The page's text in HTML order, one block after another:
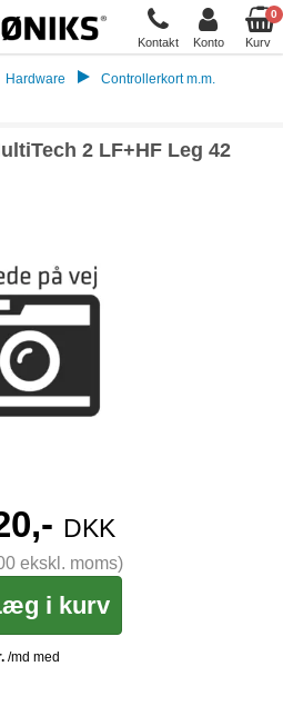
Kontakt Konto
0
Kurv
Hardware
Controllerkort m.m.
2 LF+HF Leg 42
DKK
ekskl. moms)
i kurv